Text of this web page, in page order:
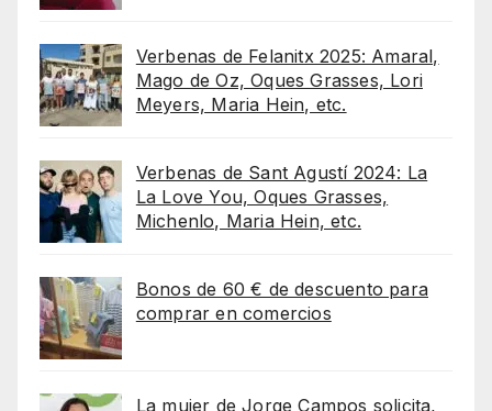
Verbenas de Felanitx 2025: Amaral,
Mago de Oz, Oques Grasses, Lori
Meyers, Maria Hein, etc.
Verbenas de Sant Agustí 2024: La
La Love You, Oques Grasses,
Michenlo, Maria Hein, etc.
Bonos de 60 € de descuento para
comprar en comercios
La mujer de Jorge Campos solicita,